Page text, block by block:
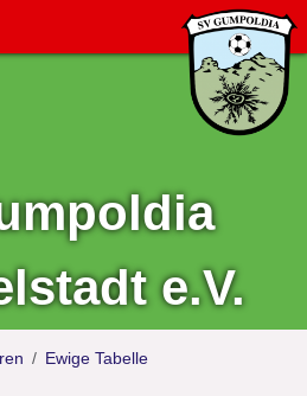
e.V.
Ewige Tabelle